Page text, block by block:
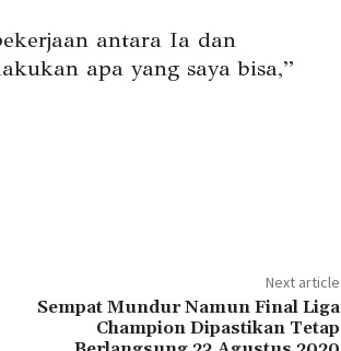
antara Ia dan
apa yang saya bisa,”
Next article
Sempat Mundur Namun Final Liga
Champion Dipastikan Tetap